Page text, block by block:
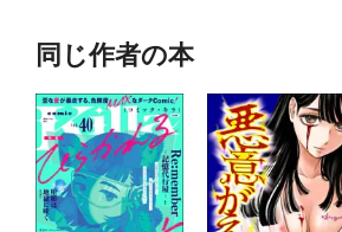
同じ作者の本